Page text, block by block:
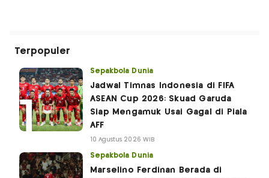
Terpopuler
Sepakbola Dunia
Jadwal Timnas Indonesia di FIFA
ASEAN Cup 2026: Skuad Garuda
Siap Mengamuk Usai Gagal di Piala
AFF
10 Agustus 2026 WIB
Sepakbola Dunia
Marselino Ferdinan Berada di